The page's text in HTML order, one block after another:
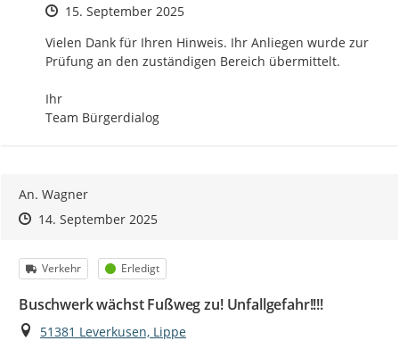
Zeitpunkt des Erstellens
15. September 2025
Vielen Dank für Ihren Hinweis. Ihr Anliegen wurde zur
Prüfung an den zuständigen Bereich übermittelt.
Ihr
Team Bürgerdialog
An. Wagner
Zeitpunkt des Erstellens
Zeitpunkt des Erstellens
14. September 2025Zur Äußerung
Kategorie
Verkehr Status
Erledigt
Buschwerk wächst Fußweg zu! Unfallgefahr!!!!
Ort
51381 Leverkusen, Lippe